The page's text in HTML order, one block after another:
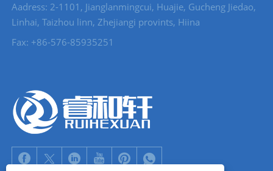
Aadress: 2-1101, Jianglanmingcui, Huajie, Gucheng Jiedao,
Linhai, Taizhou linn, Zhejiangi provints, Hiina
Fax: +86-576-85935251